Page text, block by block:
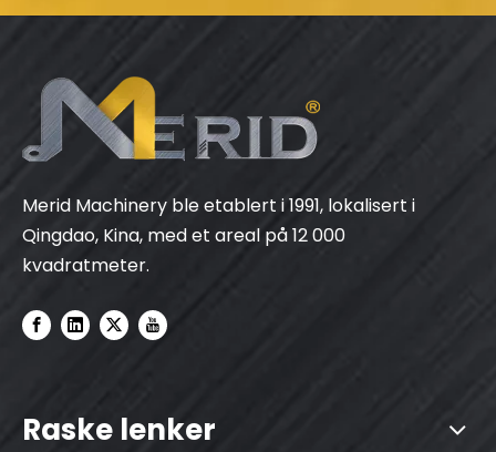
Merid Machinery ble etablert i 1991, lokalisert i
Qingdao, Kina, med et areal på 12 000
kvadratmeter.
Raske lenker